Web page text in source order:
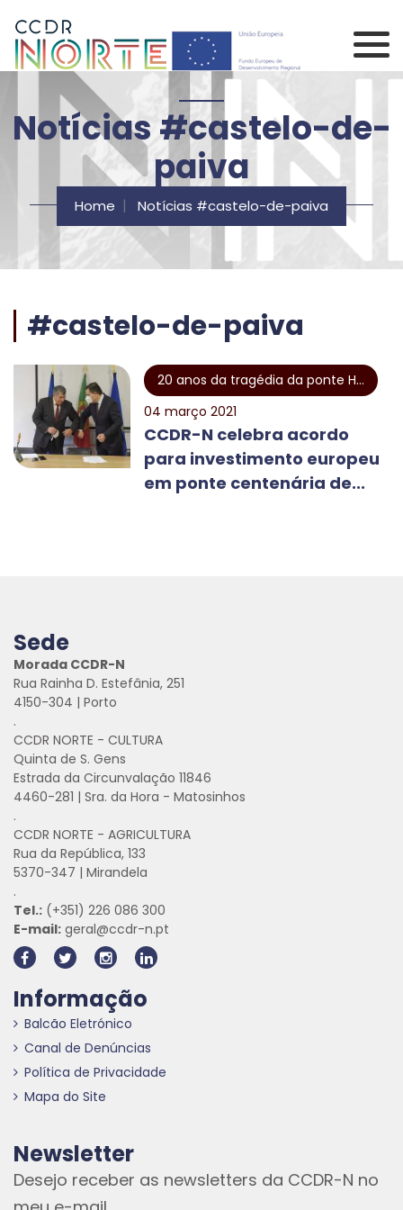
Comissão de
Notícias #castelo-de-
paiva
Home Notícias #castelo-de-paiva
#castelo-de-paiva
20 anos da tragédia da ponte H...
04 março 2021
CCDR-N celebra acordo
para investimento europeu
em ponte centenária de...
Sede
Morada CCDR-N
Rua Rainha D. Estefânia, 251
4150-304 | Porto
.
CCDR NORTE - CULTURA
Quinta de S. Gens
Estrada da Circunvalação 11846
4460-281 | Sra. da Hora - Matosinhos
.
CCDR NORTE - AGRICULTURA
Rua da República, 133
5370-347 | Mirandela
.
Tel.: (+351) 226 086 300
E-mail: geral@ccdr-n.pt
Informação
Balcão Eletrónico
Canal de Denúncias
Política de Privacidade
Mapa do Site
Newsletter
Desejo receber as newsletters da CCDR-N no